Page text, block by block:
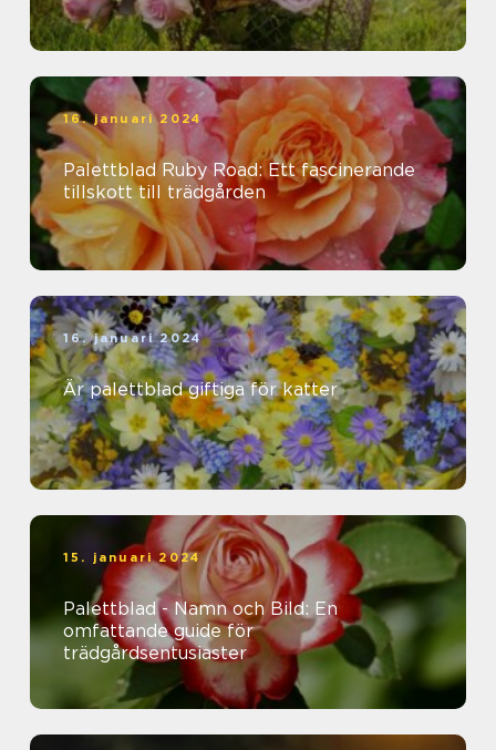
16. januari 2024
Palettblad Ruby Road: Ett fascinerande
tillskott till trädgården
16. januari 2024
Är palettblad giftiga för katter
15. januari 2024
Palettblad - Namn och Bild: En
omfattande guide för
trädgårdsentusiaster